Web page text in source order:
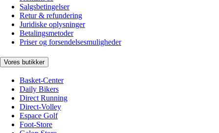
Salgsbetingelser
Retur & refundering
Juridiske oplysninger
Betalingsmetoder
Priser og forsendelsesmuligheder
Vores butikker
Basket-Center
Daily Bikers
Direct Running
Direct-Volley
Espace Golf
Foot-Store